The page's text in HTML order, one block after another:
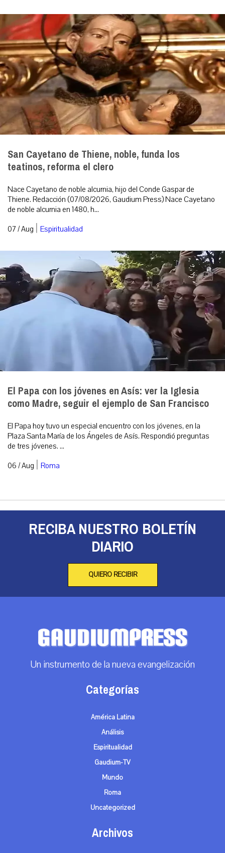
San Cayetano de Thiene, noble, funda los
teatinos, reforma el clero
Nace Cayetano de noble alcurnia, hijo del Conde Gaspar de
Thiene. Redacción (07/08/2026, Gaudium Press) Nace Cayetano
de noble alcurnia en 1480, h...
07 / Aug | Espiritualidad
El Papa con los jóvenes en Asís: ver la Iglesia
como Madre, seguir el ejemplo de San Francisco
El Papa hoy tuvo un especial encuentro con los jóvenes, en la
Plaza Santa María de los Ángeles de Asís. Respondió preguntas
de tres jóvenes. ...
06 / Aug | Roma
RECIBA NUESTRO BOLETÍN
DIARIO
QUIERO RECIBIR
Un instrumento de la nueva evangelización
Categorías
América Latina
Análisis
Espiritualidad
Gaudium-TV
Mundo
Roma
Uncategorized
Archivos